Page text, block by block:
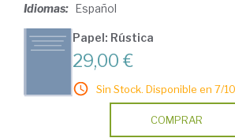
Idiomas: Español
Papel: Rústica
29,00 €
Sin Stock. Disponible en 7/
COMPRAR